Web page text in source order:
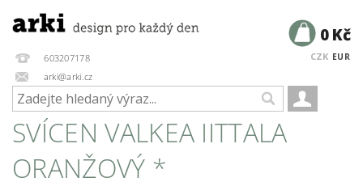
603207178
arki@arki.cz
CZK EUR
0 Kč
SVÍCEN VALKEA IITTALA
ORANŽOVÝ *